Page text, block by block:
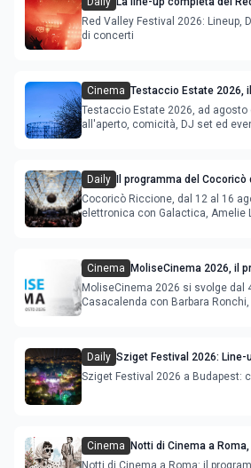
Red Valley Festival 2026: Lineup,
di concerti
Cinema Testaccio Estate 2026,
Ferragosto
Testaccio Estate 2026, ad
all'aperto, comicità, DJ set ed
Daily
Il programma del
agosto 2026
Cocoricò Riccione, dal 12 al 16
elettronica con Galactica, Amelie
Cinema
MoliseCinema 2026, il
MoliseCinema 2026 si svolge dal
Casacalenda con Barbara
Daily Sziget Festival 2026: Line-
Sziget Festival 2026 a Budapest:
Cinema
Notti di Cinema a
agosto
Notti di Cinema a Roma: il